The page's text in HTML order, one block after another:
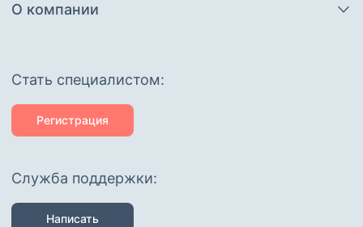
О компании
Cтать специалистом:
Регистрация
Служба поддержки:
Написать